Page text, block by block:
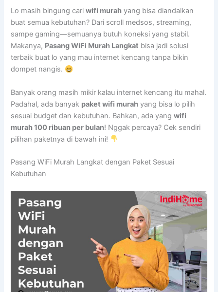
Lo masih bingung cariwifi murah yang bisa diandalkan
buat semua kebutuhan? Dari scroll medsos, streaming,
sampe gaming—semuanya butuh koneksi yang stabil.
Makanya, Pasang WiFi Murah Langkat bisa jadi solusi
terbaik buat lo yang mau internet kencang tanpa bikin
dompet nangis.
Banyak orang masih mikir kalau internet kencang itu mahal.
Padahal, ada banyak paket wifi murah yang bisa lo pilih
sesuai budget dan kebutuhan. Bahkan, ada yangwifi
murah 100 ribuan per bulan! Nggak percaya? Cek sendiri
pilihan paketnya di bawah ini!
Pasang WiFi Murah Langkat dengan Paket Sesuai
Kebutuhan